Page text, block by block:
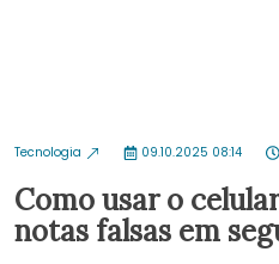
Tecnologia 09.10.2025 08:14
Como usar o
notas falsas em